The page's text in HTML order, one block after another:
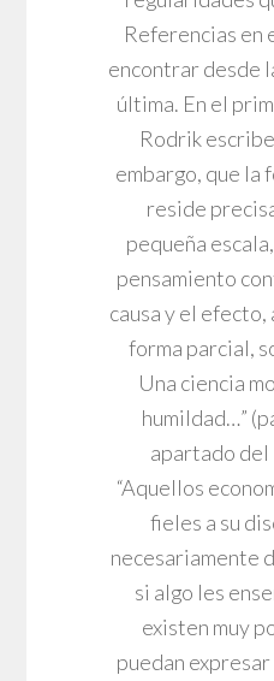
Referencias en
encontrar desde
última. En el
Rodrik
embargo, que la
reside
pequeña
pensamiento
causa y el efecto,
forma parcial,
Una ciencia
humildad…”
apartado
“Aquellos
fieles a su
necesariamente
si algo les
existen muy
puedan